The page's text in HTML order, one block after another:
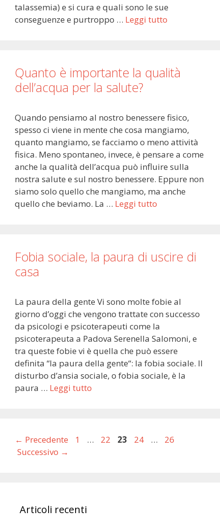
talassemia) e si cura e quali sono le sue
conseguenze e purtroppo … Leggi tutto
Quanto è importante la qualità
dell’acqua per la salute?
Quando pensiamo al nostro benessere fisico,
spesso ci viene in mente che cosa mangiamo,
quanto mangiamo, se facciamo o meno attività
fisica. Meno spontaneo, invece, è pensare a come
anche la qualità dell’acqua può influire sulla
nostra salute e sul nostro benessere. Eppure non
siamo solo quello che mangiamo, ma anche
quello che beviamo. La … Leggi tutto
Fobia sociale, la paura di uscire di
casa
La paura della gente Vi sono molte fobie al
giorno d’oggi che vengono trattate con successo
da psicologi e psicoterapeuti come la
psicoterapeuta a Padova Serenella Salomoni, e
tra queste fobie vi è quella che può essere
definita “la paura della gente“: la fobia sociale. Il
disturbo d’ansia sociale, o fobia sociale, è la
paura … Leggi tutto
← Precedente Pagina
1 … Pagina
22 Pagina
23 Pagina
24 … Pagina
26
Successivo →
Articoli recenti